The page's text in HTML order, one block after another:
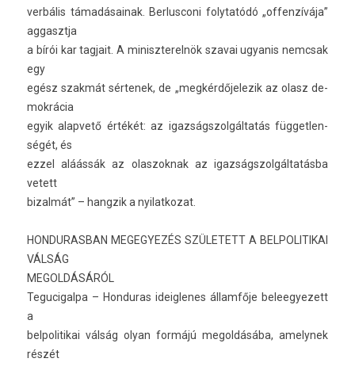
verbális támadásainak. Be­rlus­coni folytatódó „of­fen­zívája”
ag­gasztja
a bírói kar tag­jait. A miniszterel­nök szavai ugyanis nemcsak
egy
egész szakmát sér­tenek, de „meg­kérdőjelezik az olasz de­
mok­rácia
egyik al­ap­vető értékét: az igaz­ságszol­gáltatás füg­getlen­
ségét, és
ezzel aláássák az olas­zoknak az igaz­ságszol­gáltatás­ba
vetett
bi­zal­mát” – han­gzik a nyilat­kozat.
HON­DURAS­BAN MEGEGYEZÉS SZÜLETETT A BE­LPOLITIKAI
VÁLSÁG
MEGOL­DÁSÁRÓL
Tegucigal­pa – Hon­duras ideig­lenes államfője be­leegyezett
a
be­lpolitikai válság olyan formájú megol­dásába, amelynek
részét